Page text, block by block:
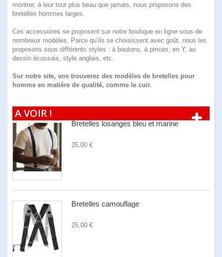
montrer, à leur tour plus beau que jamais, nous proposons des
bretelles hommes larges.
Ces accessoires se proposent sur notre boutique en ligne sous de
nombreux modèles. Parce qu’ils se choisissent avec goût, nous les
proposons sous différents styles : à boutons, à pinces, en Y, au
dessin écossais, style anglais, etc.
Sur notre site, vos trouverez des modèles de bretelles pour
homme en matière de qualité, comme le cuir.
A VOIR !
Bretelles losanges bleu et marine
25,00 €
Bretelles camouflage
25,00 €